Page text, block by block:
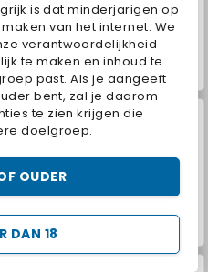
is dat minderjarigen op
van het internet. We
verantwoordelijkheid
te maken en inhoud te
past. Als je aangeeft
bent, zal je daarom
te zien krijgen die
doelgroep.
DAN 18
OUDER
ASMR Makeover & Makeup Studio
Car Parking City Duel